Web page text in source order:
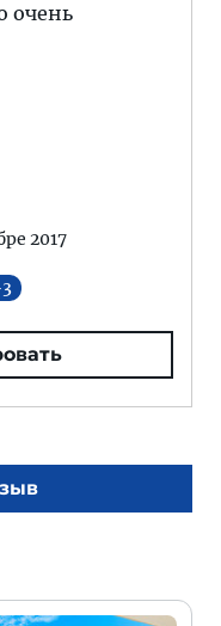
очень
2017
3